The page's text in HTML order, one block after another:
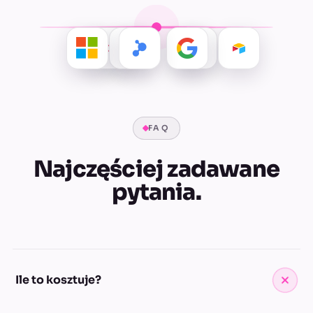
Outlook, Teams i Excel w firmach, które wolą ten
ekosystem. Spinamy je z resztą narzędzi w jeden obieg.
FAQ
Najczęściej zadawane
pytania.
Ile to kosztuje?